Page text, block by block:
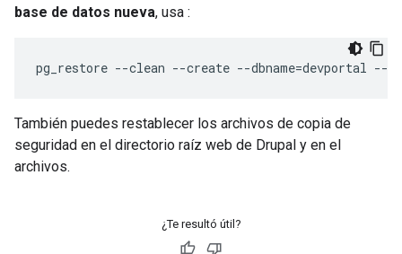
base de datos nueva, usa :
pg_restore --clean --create --dbname=devportal --
También puedes restablecer los archivos de copia de
seguridad en el directorio raíz web de Drupal y en el
archivos.
¿Te resultó útil?